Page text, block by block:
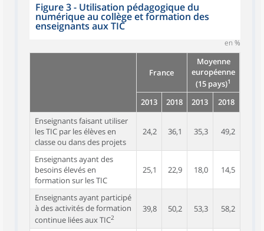
Figure 3 - Utilisation pédagogique du
numérique au collège et formation des
enseignants aux TIC
en %
France
Moyenne
européenne
(15 pays)1
2013 2018 2013
2018
Enseignants faisant utiliser
les TIC par les élèves en
classe ou dans des projets
24,2 36,1 35,3 49,2
Enseignants ayant des
besoins élevés en
formation sur les TIC
25,1 22,9 18,0 14,5
Enseignants ayant participé
à des activités de formation
continue liées aux TIC2
39,8 50,2 53,3 58,2